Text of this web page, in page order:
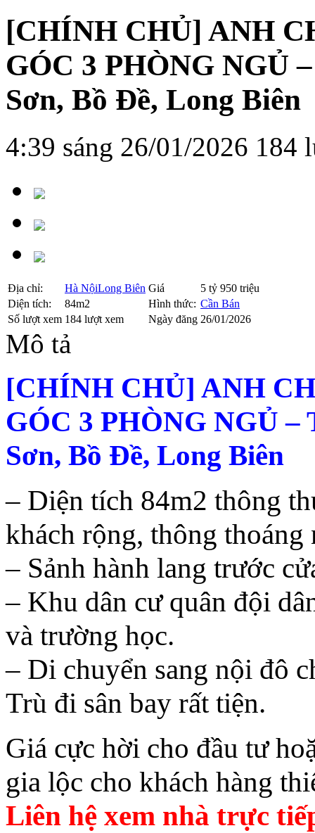
[CHÍNH CHỦ] ANH
GÓC 3 PHÒNG NGỦ
Sơn, Bồ Đề, Long Biên
4:39 sáng 26/01/2026 184
Địa chỉ: Hà NộiLong Biên Giá
5 tỷ 950 triệu
Diện tích:
84m2 Hình thức: Cần Bán
Số lượt xem 184 lượt xem Ngày đăng 26/01/2026
Mô tả
[CHÍNH CHỦ] ANH
GÓC 3 PHÒNG NGỦ –
Sơn, Bồ Đề, Long Biên
– Diện tích 84m2 thông
khách rộng, thông thoáng
– Sảnh hành lang trước
– Khu dân cư quân đội
và trường học.
– Di chuyển sang nội đô
Trù đi sân bay rất tiện.
Giá cực hời cho đầu tư
gia lộc cho khách hàng
Liên hệ xem nhà trực